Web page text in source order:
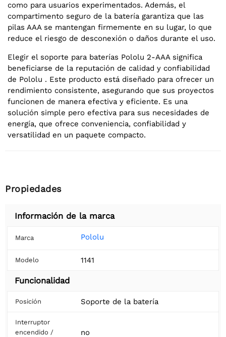
como para usuarios experimentados. Además, el
compartimento seguro de la batería garantiza que las
pilas AAA se mantengan firmemente en su lugar, lo que
reduce el riesgo de desconexión o daños durante el uso.
Elegir el soporte para baterías Pololu 2-AAA significa
beneficiarse de la reputación de calidad y confiabilidad
de Pololu . Este producto está diseñado para ofrecer un
rendimiento consistente, asegurando que sus proyectos
funcionen de manera efectiva y eficiente. Es una
solución simple pero efectiva para sus necesidades de
energía, que ofrece conveniencia, confiabilidad y
versatilidad en un paquete compacto.
Propiedades
Información de la marca
Marca Pololu
Modelo 1141
Funcionalidad
Posición Soporte de la batería
Interruptor
encendido /
no